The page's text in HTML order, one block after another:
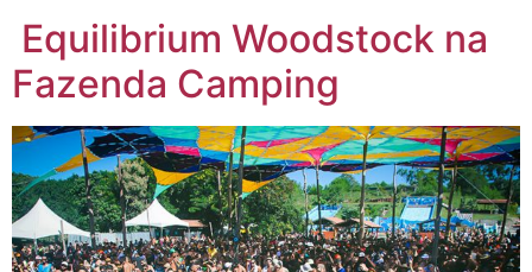
Equilibrium Woodstock na
Fazenda Camping